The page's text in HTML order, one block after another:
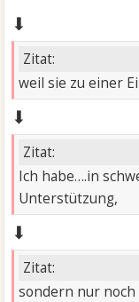
⬇
Zitat:
weil sie zu einer
⬇
Zitat:
Ich habe….in
Unterstützung,
⬇
Zitat:
sondern nur